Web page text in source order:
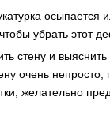
убрать этот
стену и
очень
желательно